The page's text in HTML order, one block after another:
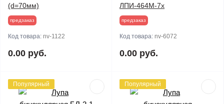
(d=70мм)
предзаказ
Код товара: nv-1122
0.00 руб.
ЛПИ-464М-7х
предзаказ
Код товара: nv-6072
0.00 руб.
Популярный Популярный